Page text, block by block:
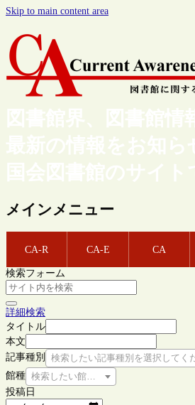
Skip to main content area
図書館界、図書館情
最新の情報をお知ら
国会図書館のサイト
メインメニュー
CA-R CA-E CA
検索フォーム
詳細検索
タイトル
本文
記事種別
検索したい記事種別を選択してく
館種 検索したい館種を選択してください
投稿日